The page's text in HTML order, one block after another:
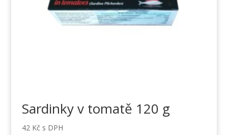
Sardinky v tomatě 120 g
42 Kč s DPH